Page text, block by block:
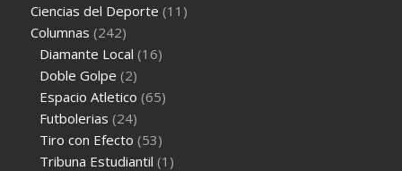
Ciencias del Deporte (11)
Columnas (242)
Diamante Local (16)
Doble Golpe (2)
Espacio Atletico (65)
Futbolerias (24)
Tiro con Efecto (53)
Tribuna Estudiantil (1)